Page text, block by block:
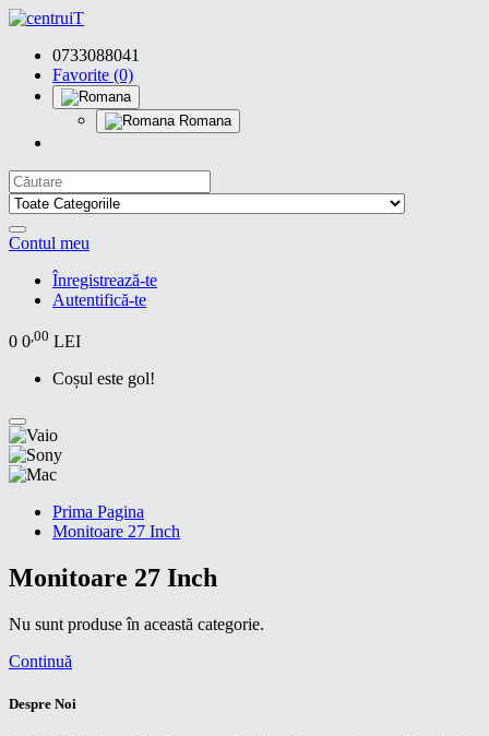
0733088041
Favorite (0)
Romana
Contul meu
Înregistrează-te
Autentifică-te
0 0,00 LEI
Coșul este gol!
Prima Pagina
Monitoare 27 Inch
Monitoare 27 Inch
Nu sunt produse în această categorie.
Continuă
Despre Noi